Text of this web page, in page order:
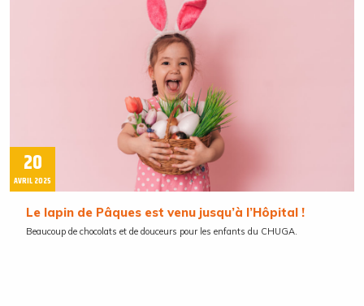
20
AVRIL 2025
Le lapin de Pâques est venu jusqu’à l’Hôpital !
Beaucoup de chocolats et de douceurs pour les enfants du CHUGA.